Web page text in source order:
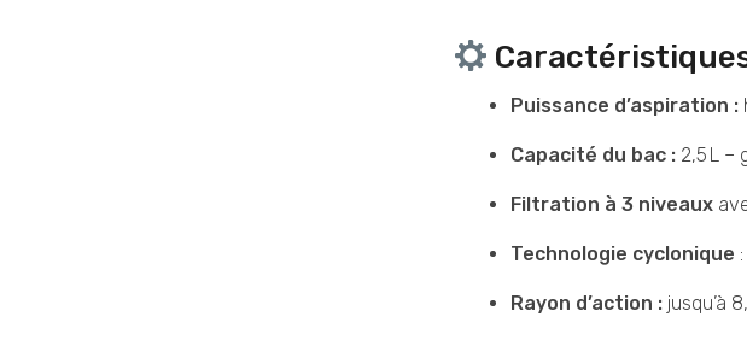
Puissance d’aspiration :
Capacité du bac : 2,5 L –
Filtration à 3 niveaux
Technologie cyclonique
Rayon d’action : jusqu’à